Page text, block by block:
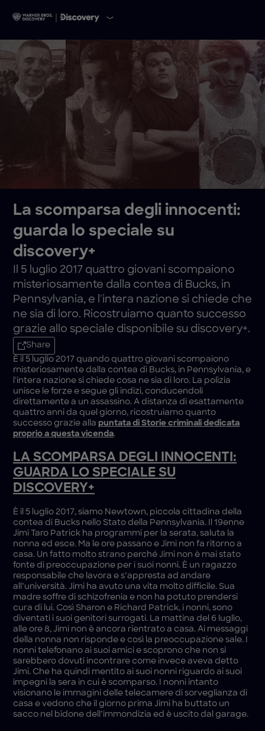
La scomparsa degli innocenti:
guarda lo speciale su
discovery+
Il 5 luglio 2017 quattro giovani scompaiono
misteriosamente dalla contea di Bucks, in
Pennsylvania, e l'intera nazione si chiede che
ne sia di loro. Ricostruiamo quanto successo
grazie allo speciale disponibile su discovery+.
Share
È il 5 luglio 2017 quando quattro giovani scompaiono
misteriosamente dalla contea di Bucks, in Pennsylvania, e
l'intera nazione si chiede cosa ne sia di loro. La polizia
unisce le forze e segue gli indizi, conducendoli
direttamente a un assassino. A distanza di esattamente
quattro anni da quel giorno, ricostruiamo quanto
successo grazie alla puntata di Storie criminali dedicata
proprio a questa vicenda.
LA SCOMPARSA DEGLI INNOCENTI:
GUARDA LO SPECIALE SU
DISCOVERY+
È il 5 luglio 2017, siamo Newtown, piccola cittadina della
contea di Bucks nello Stato della Pennsylvania. Il 19enne
Jimi Taro Patrick ha programmi per la serata, saluta la
nonna ed esce. Ma le ore passano e Jimi non fa ritorno a
casa. Un fatto molto strano perché Jimi non è mai stato
fonte di preoccupazione per i suoi nonni. È un ragazzo
responsabile che lavora e s’appresta ad andare
all’università. Jimi ha avuto una vita molto difficile. Sua
madre soffre di schizofrenia e non ha potuto prendersi
cura di lui. Così Sharon e Richard Patrick, i nonni, sono
diventati i suoi genitori surrogati. La mattina del 6 luglio,
alle ore 8, Jimi non è ancora rientrato a casa. Ai messaggi
della nonna non risponde e così la preoccupazione sale. I
nonni telefonano ai suoi amici e scoprono che non si
sarebbero dovuti incontrare come invece aveva detto
Jimi. Che ha quindi mentito ai suoi nonni riguardo ai suoi
impegni la sera in cui è scomparso. I nonni intanto
visionano le immagini delle telecamere di sorveglianza di
casa e vedono che il giorno prima Jimi ha buttato un
sacco nel bidone dell’immondizia ed è uscito dal garage.